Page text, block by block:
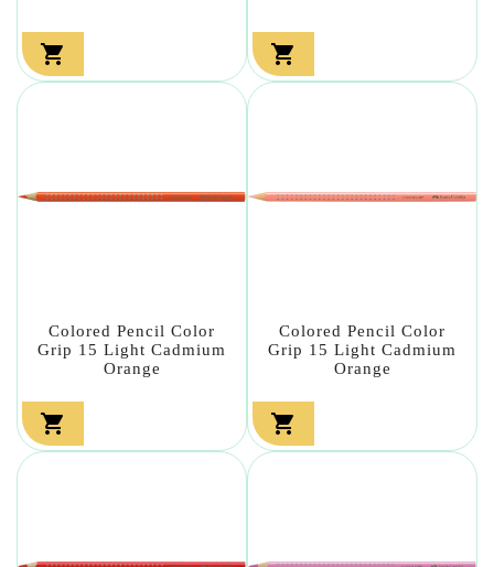
 
Colored Pencil Color
Grip 15 Light Cadmium
Orange

Colored Pencil Color
Grip 15 Light Cadmium
Orange
